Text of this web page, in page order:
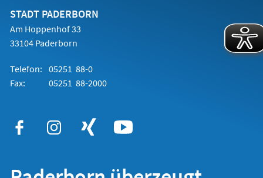
STADT PADERBORN
Am Hoppenhof 33
33104 Paderborn
Telefon: 05251 88-0
Fax:
05251 88-2000